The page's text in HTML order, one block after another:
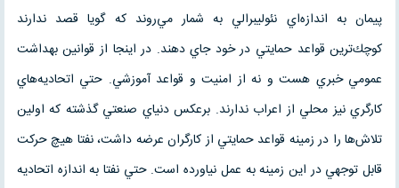
پيمان به اندازه‌اي نئوليبرالي به شمار مي‌روند كه گويا قصد ندارند
كوچك‌ترين قواعد حمايتي در خود جاي دهند. در اينجا از قوانين بهداشت
عمومي خبري هست و نه از امنيت و قواعد آموزشي. حتي اتحاديه‌هاي
كارگري نيز محلي از اعراب ندارند. برعكس دنياي صنعتي گذشته كه اولين
تلاش‌ها را در زمينه قواعد حمايتي از كارگران عرضه داشت، نفتا هيچ حركت
قابل توجهي در اين زمينه به عمل نياورده است. حتي نفتا به اندازه اتحاديه